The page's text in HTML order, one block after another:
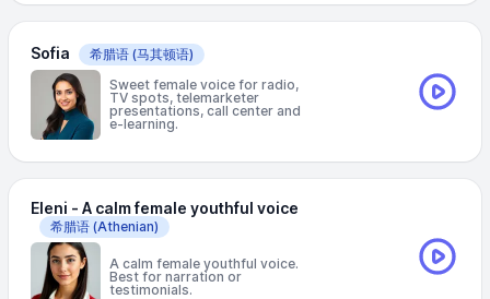
Sofia 希腊语 (马其顿语)
Sweet female voice for radio,
TV spots, telemarketer
presentations, call center and
e-learning.
Eleni - A calm female youthful voice
希腊语 (Athenian)
A calm female youthful voice.
Best for narration or
testimonials.